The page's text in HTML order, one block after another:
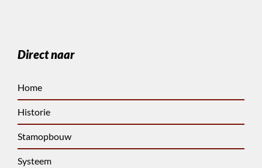
Direct naar
Home
Historie
Stamopbouw
Systeem